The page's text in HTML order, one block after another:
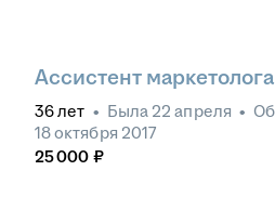
Ассистент маркетолога
36лет • Была 22 апреля •
18 октября 2017
25 000 ₽